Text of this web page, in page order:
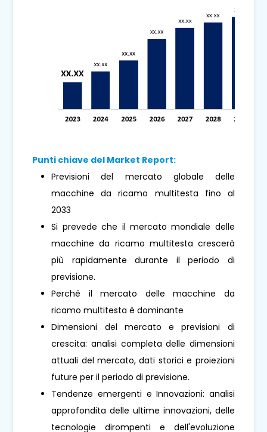
Punti chiave del Market Report:
Previsioni del mercato globale delle
macchine da ricamo multitesta fino al
2033
Si prevede che il mercato mondiale delle
macchine da ricamo multitesta crescerà
più rapidamente durante il periodo di
previsione.
Perché il mercato delle macchine da
ricamo multitesta è dominante
Dimensioni del mercato e previsioni di
crescita: analisi completa delle dimensioni
attuali del mercato, dati storici e proiezioni
future per il periodo di previsione.
Tendenze emergenti e Innovazioni: analisi
approfondita delle ultime innovazioni, delle
tecnologie dirompenti e dell'evoluzione